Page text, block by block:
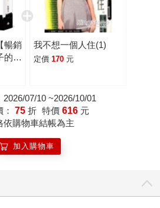
暢銷
的姿
我不想一個人住(1)
定價 170 元
07/10 ~2026/10/01
75 折 特價 616 元
購物車結帳為主
加入購物車